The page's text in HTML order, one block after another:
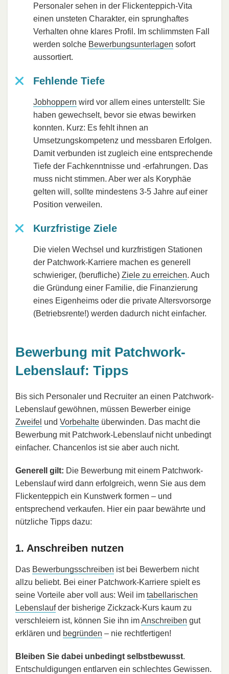
Personaler sehen in der Flickenteppich-Vita
einen unsteten Charakter, ein sprunghaftes
Verhalten ohne klares Profil. Im schlimmsten Fall
werden solche Bewerbungsunterlagen sofort
aussortiert.
Fehlende Tiefe
Jobhoppern wird vor allem eines unterstellt: Sie
haben gewechselt, bevor sie etwas bewirken
konnten. Kurz: Es fehlt ihnen an
Umsetzungskompetenz und messbaren Erfolgen.
Damit verbunden ist zugleich eine entsprechende
Tiefe der Fachkenntnisse und ‑erfahrungen. Das
muss nicht stimmen. Aber wer als Koryphäe
gelten will, sollte mindestens 3-5 Jahre auf einer
Position verweilen.
Kurzfristige Ziele
Die vielen Wechsel und kurzfristigen Stationen
der Patchwork-Karriere machen es generell
schwieriger, (berufliche) Ziele zu erreichen. Auch
die Gründung einer Familie, die Finanzierung
eines Eigenheims oder die private Altersvorsorge
(Betriebsrente!) werden dadurch nicht einfacher.
Bewerbung mit Patchwork-
Lebenslauf: Tipps
Bis sich Personaler und Recruiter an einen Patchwork-
Lebenslauf gewöhnen, müssen Bewerber einige
Zweifel und Vorbehalte überwinden. Das macht die
Bewerbung mit Patchwork-Lebenslauf nicht unbedingt
einfacher. Chancenlos ist sie aber auch nicht.
Generell gilt: Die Bewerbung mit einem Patchwork-
Lebenslauf wird dann erfolgreich, wenn Sie aus dem
Flickenteppich ein Kunstwerk formen – und
entsprechend verkaufen. Hier ein paar bewährte und
nützliche Tipps dazu:
1. Anschreiben nutzen
Das Bewerbungsschreiben ist bei Bewerbern nicht
allzu beliebt. Bei einer Patchwork-Karriere spielt es
seine Vorteile aber voll aus: Weil im tabellarischen
Lebenslaufder bisherige Zickzack-Kurs kaum zu
verschleiern ist, können Sie ihn imAnschreiben gut
erklären und begründen – nie rechtfertigen!
Bleiben Sie dabei unbedingt selbstbewusst.
Entschuldigungen entlarven ein schlechtes Gewissen.